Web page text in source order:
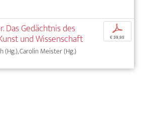
Das Gedächtnis des
und Wissenschaft
(Hg.), Carolin Meister (Hg.)
p
€ 39,95